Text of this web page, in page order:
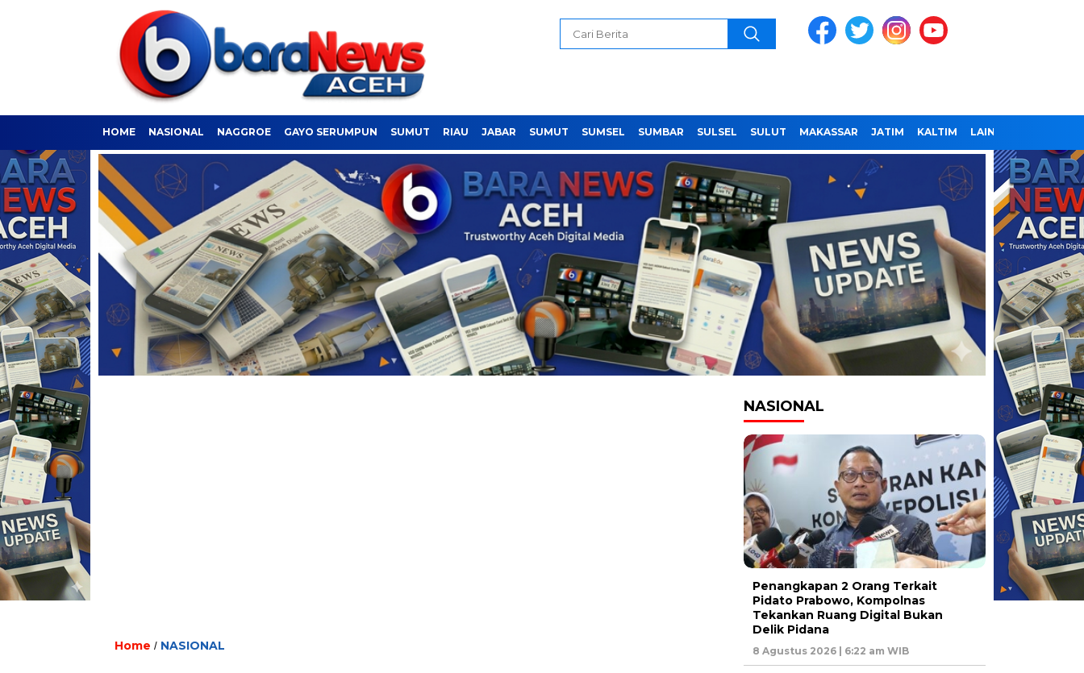
HOME NASIONAL NAGGROE GAYO SERUMPUN SUMUT RIAU JABAR SUMUT SUMSEL SUMBAR SULSEL SULUT MAKASSAR JATIM KALTIM LAINNYA
Home / NASIONAL
NASIONAL
Penangkapan 2 Orang Terkait
Pidato Prabowo, Kompolnas
Tekankan Ruang Digital Bukan
Delik Pidana
8 Agustus 2026 | 6:22 am WIB